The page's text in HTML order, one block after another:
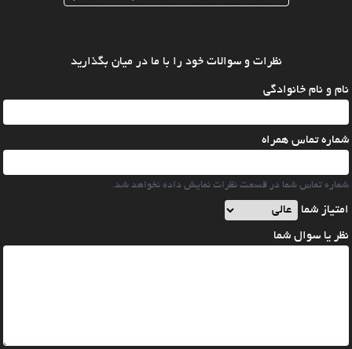
نظرات و سوالات خود را با ما در میان بگذارید
نام و نام خانوادگی
شماره تماس همراه
شماره تماس شما در قسمت نظرات نمایش داده نخواهد شد.
امتیاز شما
نظر یا سوال شما